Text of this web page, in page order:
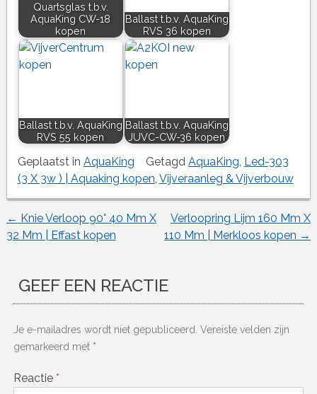
Quartsglas t.b.v.
AquaKing CW-18
kopen
Ballast t.b.v. AquaKing
RVS 36 kopen
Ballast t.b.v. AquaKing
RVS 55 kopen
Ballast t.b.v. AquaKing
JUVC-CW-36 kopen
Geplaatst in AquaKing Getagd AquaKing, Led-303
(3 X 3w ) | Aquaking kopen, Vijveraanleg & Vijverbouw
Berichtnavigatie
← Knie Verloop 90° 40 Mm X
32 Mm | Effast kopen
Verloopring Lijm 160 Mm X
110 Mm | Merkloos kopen →
GEEF EEN REACTIE
Je e-mailadres wordt niet gepubliceerd. Vereiste velden zijn
gemarkeerd met *
Reactie *